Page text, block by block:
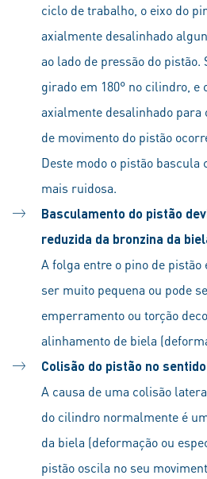
ciclo de trabalho, o eixo do
axialmente desalinhado
ao lado de pressão do pistão.
girado em 180° no cilindro, e
axialmente desalinhado para
de movimento do pistão
Deste modo o pistão bascula
mais ruidosa.
Basculamento do pistão
reduzida da bronzina da
A folga entre o pino de pistão
ser muito pequena ou pode
emperramento ou torção
alinhamento de biela
Colisão do pistão no
A causa de uma colisão
do cilindro normalmente é
da biela (deformação ou
pistão oscila no seu